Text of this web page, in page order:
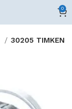
0
30205 TIMKEN